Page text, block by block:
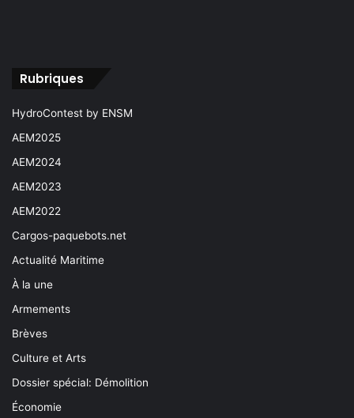
Rubriques
HydroContest by ENSM
AEM2025
AEM2024
AEM2023
AEM2022
Cargos-paquebots.net
Actualité Maritime
À la une
Armements
Brèves
Culture et Arts
Dossier spécial: Démolition
Économie